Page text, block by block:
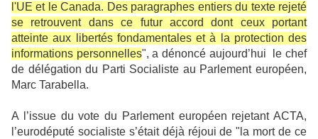
l'UE et le Canada. Des paragraphes entiers du texte rejeté
se retrouvent dans ce futur accord dont ceux portant
atteinte aux libertés fondamentales et à la protection des
informations personnelles", a dénoncé aujourd’hui le chef
de délégation du Parti Socialiste au Parlement européen,
Marc Tarabella.
A l’issue du vote du Parlement européen rejetant ACTA,
l’eurodéputé socialiste s’était déjà réjoui de "la mort de ce